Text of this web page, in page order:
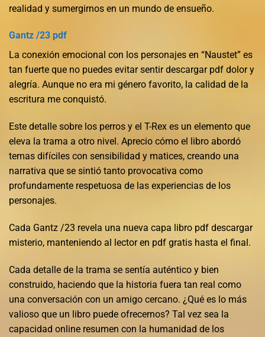
realidad y sumergirnos en un mundo de ensueño.
Gantz /23 pdf
La conexión emocional con los personajes en “Naustet” es
tan fuerte que no puedes evitar sentir descargar pdf dolor y
alegría. Aunque no era mi género favorito, la calidad de la
escritura me conquistó.
Este detalle sobre los perros y el T-Rex es un elemento que
eleva la trama a otro nivel. Aprecio cómo el libro abordó
temas difíciles con sensibilidad y matices, creando una
narrativa que se sintió tanto provocativa como
profundamente respetuosa de las experiencias de los
personajes.
Cada Gantz /23 revela una nueva capa libro pdf descargar
misterio, manteniendo al lector en pdf gratis hasta el final.
Cada detalle de la trama se sentía auténtico y bien
construido, haciendo que la historia fuera tan real como
una conversación con un amigo cercano. ¿Qué es lo más
valioso que un libro puede ofrecernos? Tal vez sea la
capacidad online resumen con la humanidad de los